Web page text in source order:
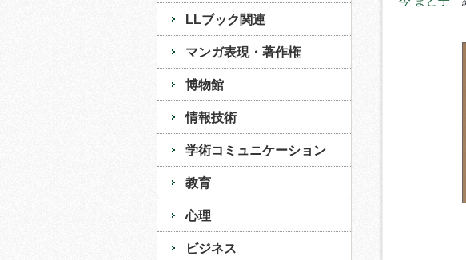
LLブック関連
マンガ表現・著作権
博物館
情報技術
学術コミュニケーション
教育
心理
ビジネス